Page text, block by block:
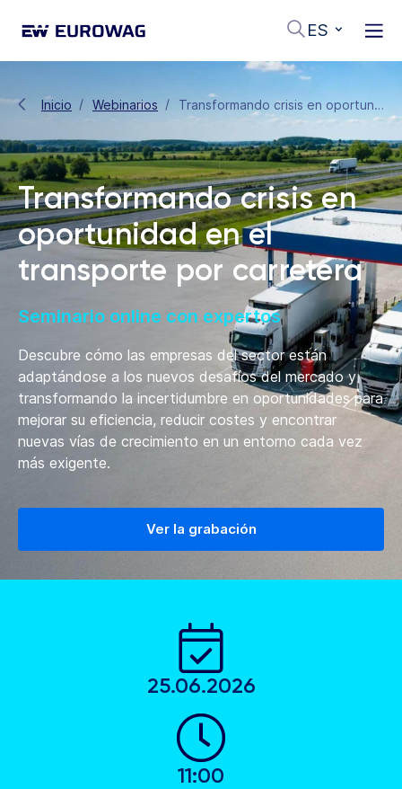
ES
Inicio Webinarios Transformando crisis en oportunidad en el transporte por carretera
Transformando crisis en
oportunidad en el
transporte por carretera
Seminario online con expertos
Descubre cómo las empresas del sector están
adaptándose a los nuevos desafíos del mercado y
transformando la incertidumbre en oportunidades para
mejorar su eficiencia, reducir costes y encontrar
nuevas vías de crecimiento en un entorno cada vez
más exigente.
Ver la grabación
25.06.2026
11:00